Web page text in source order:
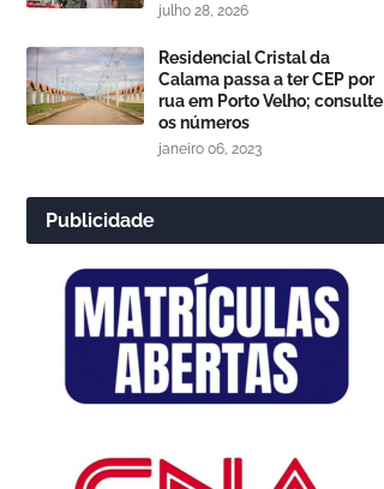
julho 28, 2026
Residencial Cristal da
Calama passa a ter CEP por
rua em Porto Velho; consulte
os números
janeiro 06, 2023
Publicidade